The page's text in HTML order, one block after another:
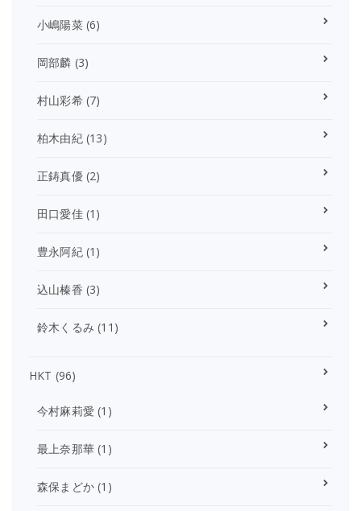
小嶋陽菜(6)
岡部麟 (3)
村山彩希(7)
柏木由紀(13)
正鋳真優(2)
田口愛佳(1)
豊永阿紀(1)
込山榛香 (3)
鈴木くるみ (11)
HKT (96)
今村麻莉愛 (1)
最上奈那華 (1)
森保まどか (1)